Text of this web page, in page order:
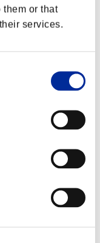
them or that
services.